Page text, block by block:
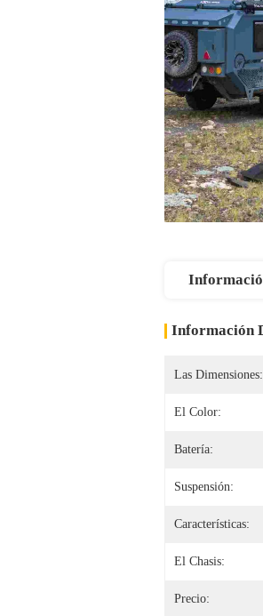
Información
Las Dimensiones:
El Color:
Batería:
Suspensión:
Características:
El Chasis:
Precio: